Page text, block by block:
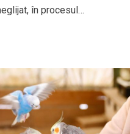
în procesul…